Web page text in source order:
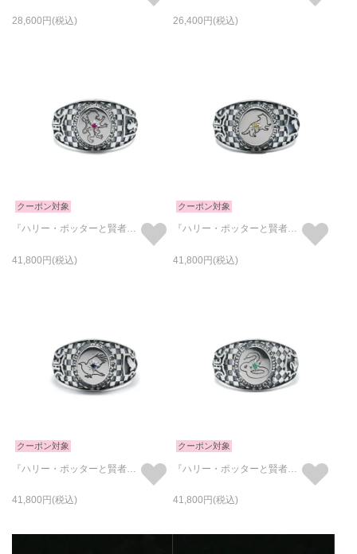
28,600 26,400
クーポン対象
『ハリー・ポッターと賢者の石』 カレッジリング - グリフィンドール
41,800
クーポン対象
『ハリー・ポッターと賢者の石』 カレッジリング - ハッフルパフ
41,800
クーポン対象
『ハリー・ポッターと賢者の石』 カレッジリング - レイブンクロー
41,800
クーポン対象
41,800